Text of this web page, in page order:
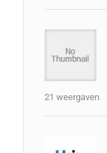
21 weergaven